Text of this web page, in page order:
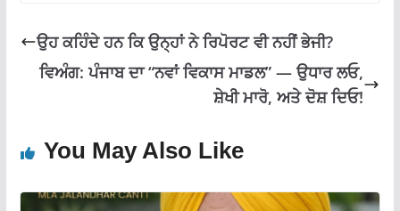
k p
ਉਹ ਕਹਿੰਦੇ ਹਨ ਕਿ ਉਨ੍ਹਾਂ ਨੇ ਰਿਪੋਰਟ ਵੀ ਨਹੀਂ ਭੇਜੀ?
ਵਿਅੰਗ: ਪੰਜਾਬ ਦਾ “ਨਵਾਂ ਵਿਕਾਸ ਮਾਡਲ” — ਉਧਾਰ ਲਓ,
ਸ਼ੇਖੀ ਮਾਰੋ, ਅਤੇ ਦੋਸ਼ ਦਿਓ!
You May Also Like